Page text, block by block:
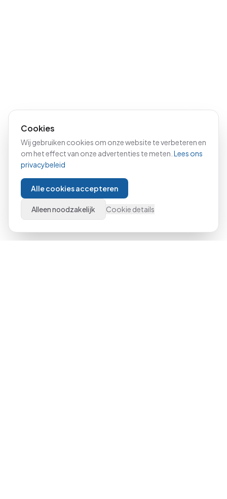
Cookies
Wij gebruiken cookies om onze website te verbeteren en
om het effect van onze advertenties te meten. Lees ons
privacybeleid
Alle cookies accepteren
Alleen noodzakelijk Cookie details